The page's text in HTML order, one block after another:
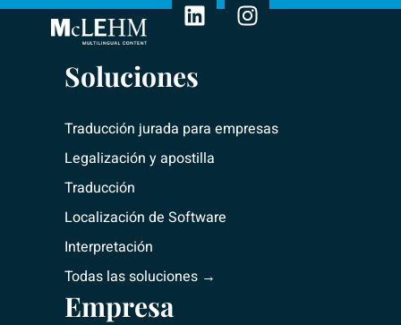
n
e
d
n
s
a
Soluciones
Traducción jurada para empresas
Legalización y apostilla
Traducción
Localización de Software
Interpretación
Todas las soluciones →
Empresa